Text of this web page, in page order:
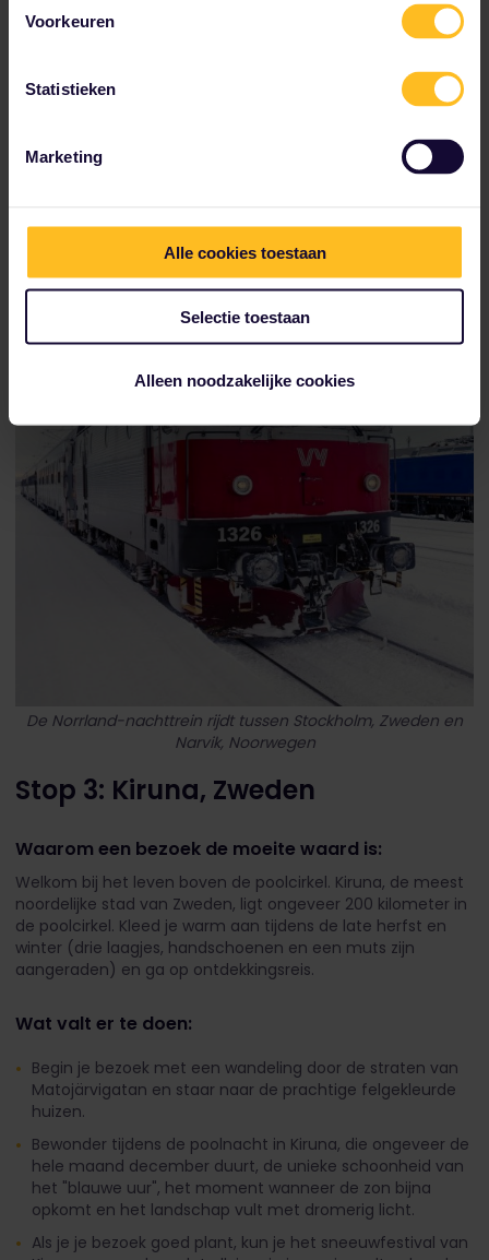
Voorkeuren
Statistieken
Marketing
Alle cookies toestaan
Selectie toestaan
Alleen noodzakelijke cookies
Rachel, Cristian en Hanxiao pauzeren voor een foto terwijl ze
De Norrland-nachttrein rijdt tussen Stockholm, Zweden en
Narvik, Noorwegen
Stop 3: Kiruna, Zweden
Waarom een bezoek de moeite waard is:
Welkom bij het leven boven de poolcirkel. Kiruna, de meest
noordelijke stad van Zweden, ligt ongeveer 200 kilometer in
de poolcirkel. Kleed je warm aan tijdens de late herfst en
winter (drie laagjes, handschoenen en een muts zijn
aangeraden) en ga op ontdekkingsreis.
Wat valt er te doen:
Begin je bezoek met een wandeling door de straten van
Matojärvigatan en staar naar de prachtige felgekleurde
huizen.
Bewonder tijdens de poolnacht in Kiruna, die ongeveer de
hele maand december duurt, de unieke schoonheid van
het "blauwe uur", het moment wanneer de zon bijna
opkomt en het landschap vult met dromerig licht.
Als je je bezoek goed plant, kun je het sneeuwfestival van